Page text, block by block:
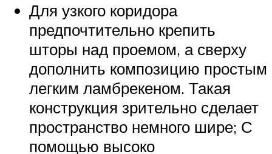
Для узкого коридора
предпочтительно крепить
шторы над проемом, а сверху
дополнить композицию простым
легким ламбрекеном. Такая
конструкция зрительно сделает
пространство немного шире; С
помощью высоко